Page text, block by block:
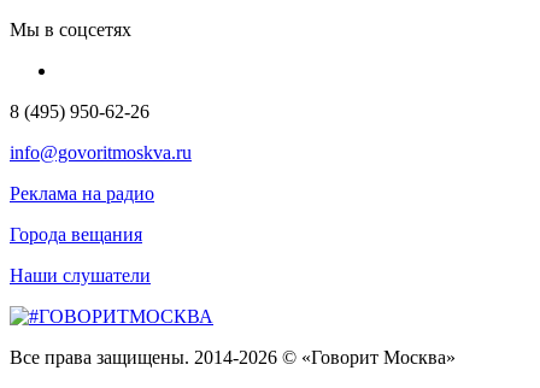
Мы в соцсетях
8 (495) 950-62-26
info@govoritmoskva.ru
Реклама на радио
Города вещания
Наши слушатели
Все права защищены. 2014-2026 © «Говорит Москва»